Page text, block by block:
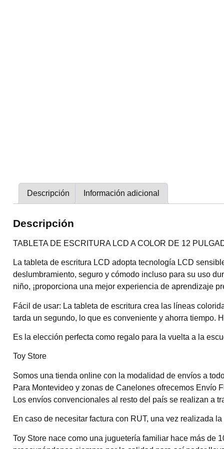
Descripción Información adicional
Descripción
TABLETA DE ESCRITURA LCD A COLOR DE 12
La tableta de escritura LCD adopta tecnología LCD
deslumbramiento, seguro y cómodo incluso para su uso
niño, ¡proporciona una mejor experiencia de aprendizaje
Fácil de usar: La tableta de escritura crea las líneas
tarda un segundo, lo que es conveniente y ahorra tiempo.
Es la elección perfecta como regalo para la vuelta a la
Toy Store
Somos una tienda online con la modalidad de envíos a
Para Montevideo y zonas de Canelones ofrecemos Envío
Los envíos convencionales al resto del país se realizan a
En caso de necesitar factura con RUT, una vez realizada
Toy Store nace como una juguetería familiar hace más de